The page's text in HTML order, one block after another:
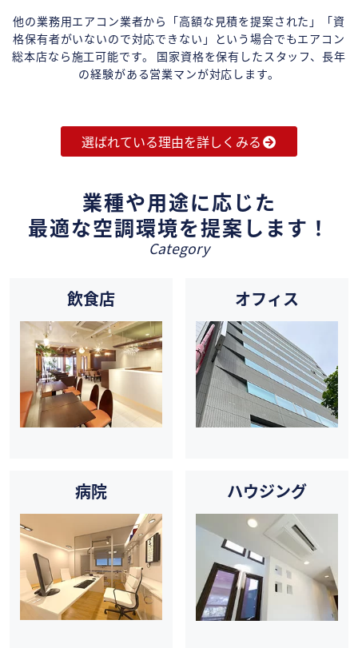
他の業務用エアコン業者から「高額な見積を提案された」「資
格保有者がいないので対応できない」という場合でもエアコン
総本店なら施工可能です。 国家資格を保有したスタッフ、長年
の経験がある営業マンが対応します。
選ばれている理由を詳しくみる
業種や用途に応じた
最適な空調環境を提案します！
Category
飲食店 オフィス
病院 ハウジング